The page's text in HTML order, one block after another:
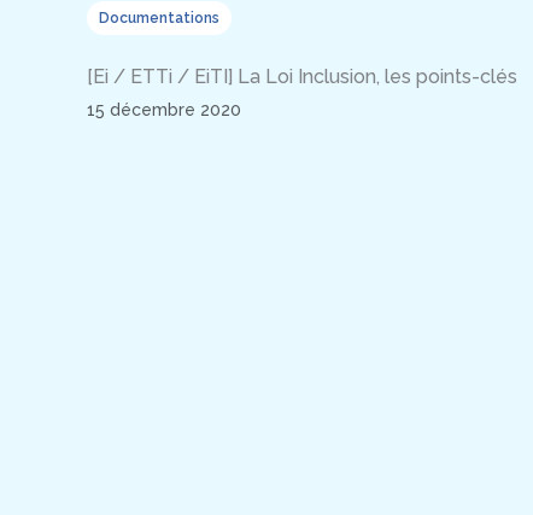
Documentations
[Ei / ETTi / EiTI] La Loi Inclusion, les points-clés
15 décembre 2020